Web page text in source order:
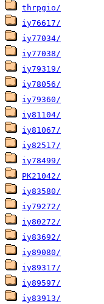
thrpgio/
iy76617/
iy77034/
iy77038/
iy79319/
iy78056/
iy79360/
iy81104/
iy81067/
iy82517/
iy78499/
PK21042/
iy83580/
iy79272/
iy80272/
iy83692/
iy89080/
iy89317/
iy89597/
iy83913/